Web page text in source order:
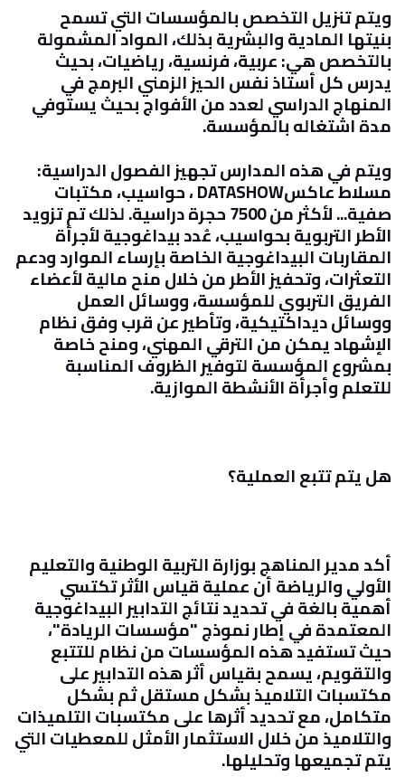
ويتم تنزيل التخصص بالمؤسسات التي تسمح
بنيتها المادية والبشرية بذلك، المواد المشمولة
بالتخصص هي: عربية، فرنسية، رياضيات، بحيث
يدرس كل أستاذ نفس الحيز الزمني البرمج في
المنهاج الدراسي لعدد من الأفواج بحيث يستوفي
مدة اشتغاله بالمؤسسة.
ويتم في هذه المدارس تجهيز الفصول الدراسية:
مسلاط عاكسDATASHOW، حواسيب، مكتبات
صفية... لأكثر من 7500 حجرة دراسية. لذلك تم تزويد
الأطر التربوية بحواسيب، عُدد بيداغوجية لأجرأة
المقاربات البيداغوجية الخاصة بإرساء الموارد ودعم
التعثرات، وتحفيز الأطر من خلال منح مالية لأعضاء
الفريق التربوي للمؤسسة، ووسائل العمل
ووسائل ديداكتيكية، وتأطير عن قرب وفق نظام
الإشهاد يمكن من الترقي المهني، ومنح خاصة
بمشروع المؤسسة لتوفير الظروف المناسبة
للتعلم وأجرأة الأنشطة الموازية.
هل يتم تتبع العملية؟
أكد مدير المناهج بوزارة التربية الوطنية والتعليم
الأولي والرياضة أن عملية قياس الأثر تكتسي
أهمية بالغة في تحديد نتائج التدابير البيداغوجية
المعتمدة في إطار نموذج "مؤسسات الريادة"،
حيث تستفيد هذه المؤسسات من نظام للتتبع
والتقويم، يسمح بقياس أثر هذه التدابير على
مكتسبات التلاميذ بشكل مستقل ثم بشكل
متكامل، مع تحديد أثرها على مكتسبات التلميذات
والتلاميذ من خلال الاستثمار الأمثل للمعطيات التي
يتم تجميعها وتحليلها.